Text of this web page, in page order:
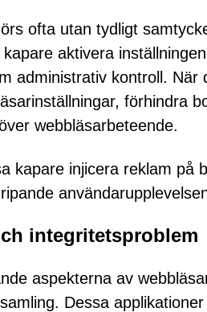
ofta utan tydligt
aktivera
administrativ kontroll.
förhindra
webbläsarbeteende.
kapare injicera reklam på
integritetsproblem
aspekterna av
Dessa